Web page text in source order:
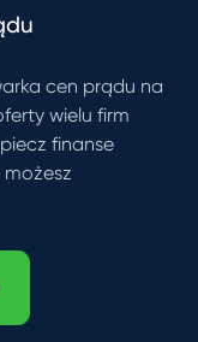
cen prądu na
wielu firm
finanse